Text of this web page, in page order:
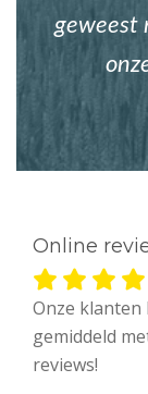
geweest
Online
Onze
gemiddeld
reviews!